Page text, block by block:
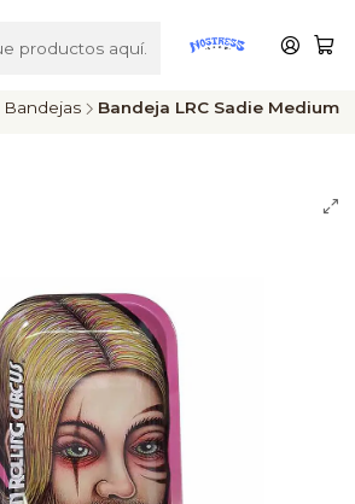
ENVÍOS A TODO CHILE
Bandejas Bandeja LRC Sadie Medium